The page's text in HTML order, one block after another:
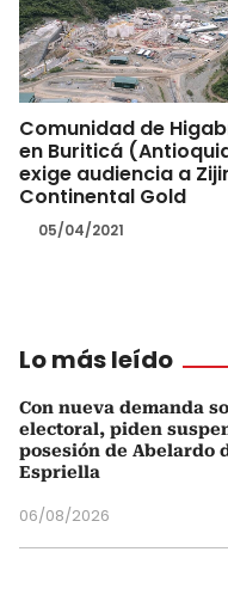
Comunidad de
en Buriticá
exige audiencia a
Continental Gold
05/04/2021
Lo más leído
Con nueva demanda
electoral, piden
posesión de Abelardo
Espriella
06/08/2026